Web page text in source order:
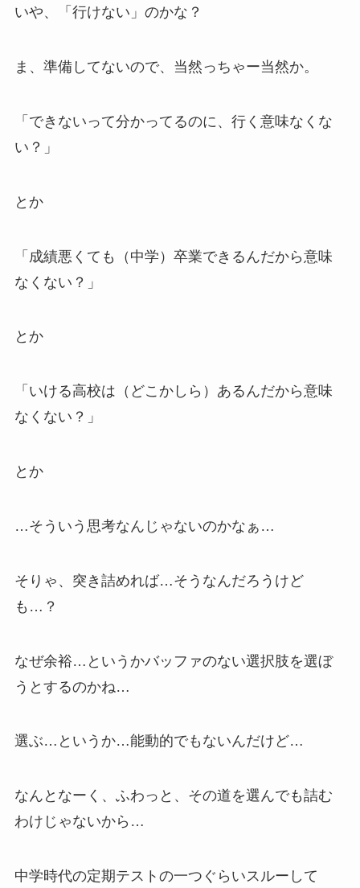
いや、「行けない」のかな？
ま、準備してないので、当然っちゃー当然か。
「できないって分かってるのに、行く意味なくな
い？」
とか
「成績悪くても（中学）卒業できるんだから意味
なくない？」
とか
「いける高校は（どこかしら）あるんだから意味
なくない？」
とか
…そういう思考なんじゃないのかなぁ…
そりゃ、突き詰めれば…そうなんだろうけど
も…？
なぜ余裕…というかバッファのない選択肢を選ぼ
うとするのかね…
選ぶ…というか…能動的でもないんだけど…
なんとなーく、ふわっと、その道を選んでも詰む
わけじゃないから…
中学時代の定期テストの一つぐらいスルーして